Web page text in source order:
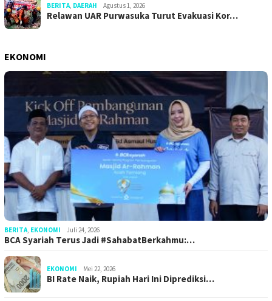
BERITA DAERAH Agustus 1, 2026
Relawan UAR Purwasuka Turut Evakuasi Kor…
EKONOMI
BERITA EKONOMI Juli 24, 2026
BCA Syariah Terus Jadi #SahabatBerkahmu:…
EKONOMI Mei 22, 2026
BI Rate Naik, Rupiah Hari Ini Diprediksi…